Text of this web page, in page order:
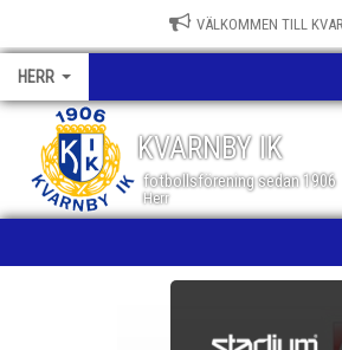
VÄLKOMMEN TILL
HERR
KVARNBY IK
fotbollsförening sedan 1906
Herr